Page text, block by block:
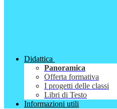
Didattica
Panoramica
Offerta formativa
I progetti delle classi
Libri di Testo
Informazioni utili